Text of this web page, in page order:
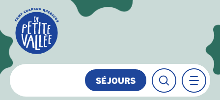
SÉJOURS